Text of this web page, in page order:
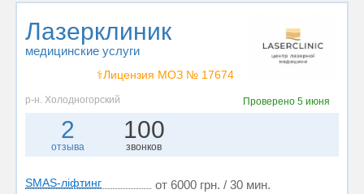
Лазерклиник
медицинские услуги
⚕️Лицензия МОЗ № 17674
р-н. Холодногорский Проверено5 июня
2
отзыва
100
звонков
SMAS-ліфтинг
от 6000 грн. / 30 мин.